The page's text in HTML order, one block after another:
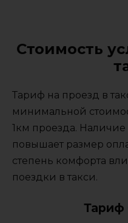
Стоимость
Тариф на проезд в
минимальной
1км проезда.
повышает размер
степень комфорта
поездки в такси.
Тариф